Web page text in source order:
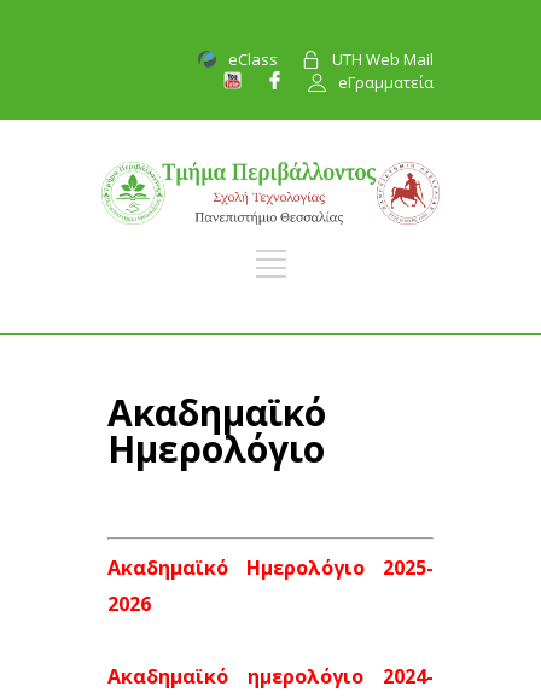
UTH Web Mail
eClass
eΓραμματεία
Ακαδημαϊκό
Ημερολόγιο
Ακαδημαϊκό Ημερολόγιο 2025-
2026
Ακαδημαϊκό ημερολόγιο 2024-